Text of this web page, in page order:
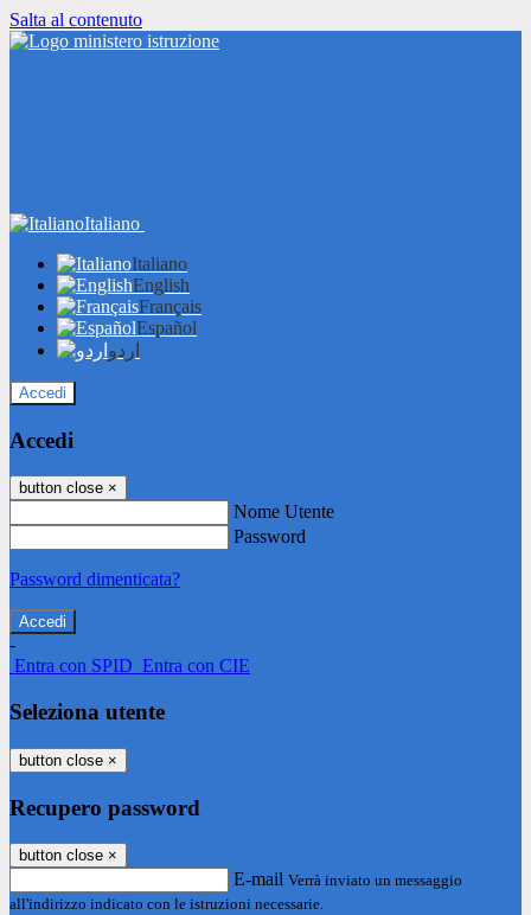
Salta al contenuto
Italiano
Italiano
English
Français
Español
اردو
Accedi
Accedi
button close ×
Nome Utente
Password
Password dimenticata?
-
Entra con SPID Entra con CIE
Seleziona utente
button close ×
Recupero password
button close ×
E-mail Verrà inviato un messaggio
all'indirizzo indicato con le istruzioni necessarie.